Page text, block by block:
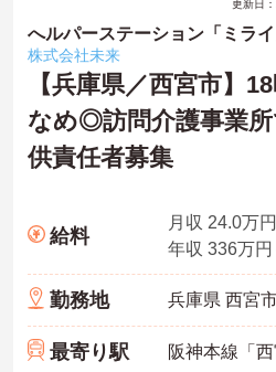
更新日
へルパーステーション「ミラ
株式会社未来
【兵庫県／西宮市】
なめ◎訪問介護事業
供責任者募集
給料
月収 24.0万
勤務地
最寄り駅